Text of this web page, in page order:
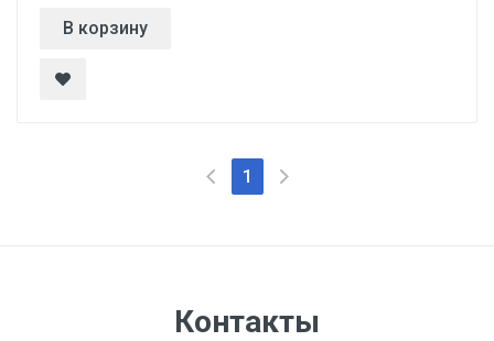
В корзину
1
Контакты